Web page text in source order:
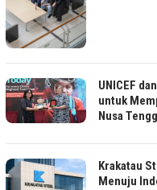
UNICEF
untuk
Nusa
Krakatau
Menuju